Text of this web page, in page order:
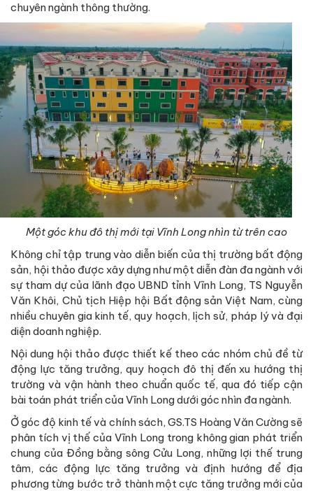
chuyên ngành thông thường.
Một góc khu đô thị mới tại Vĩnh Long nhìn từ trên cao
Không chỉ tập trung vào diễn biến của thị trường bất động
sản, hội thảo được xây dựng như một diễn đàn đa ngành với
sự tham dự của lãnh đạo UBND tỉnh Vĩnh Long, TS Nguyễn
Văn Khôi, Chủ tịch Hiệp hội Bất động sản Việt Nam, cùng
nhiều chuyên gia kinh tế, quy hoạch, lịch sử, pháp lý và đại
diện doanh nghiệp.
Nội dung hội thảo được thiết kế theo các nhóm chủ đề từ
động lực tăng trưởng, quy hoạch đô thị đến xu hướng thị
trường và vận hành theo chuẩn quốc tế, qua đó tiếp cận
bài toán phát triển của Vĩnh Long dưới góc nhìn đa ngành.
Ở góc độ kinh tế và chính sách, GS.TS Hoàng Văn Cường sẽ
phân tích vị thế của Vĩnh Long trong không gian phát triển
chung của Đồng bằng sông Cửu Long, những lợi thế trung
tâm, các động lực tăng trưởng và định hướng để địa
phương từng bước trở thành một cực tăng trưởng mới của